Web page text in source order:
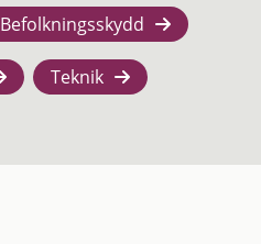
Befolkningsskydd
Teknik